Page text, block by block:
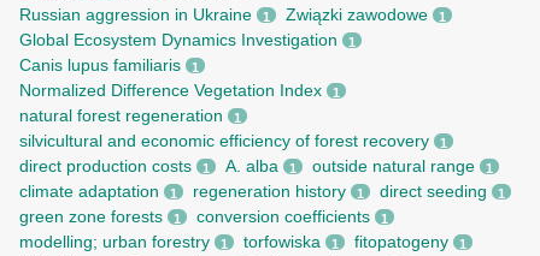
Russian aggression in Ukraine 1 Związki zawodowe 1
Global Ecosystem Dynamics Investigation 1
Canis lupus familiaris 1
Normalized Difference Vegetation Index 1
natural forest regeneration 1
silvicultural and economic efficiency of forest recovery 1
direct production costs 1 A. alba 1 outside natural range 1
climate adaptation 1 regeneration history 1 direct seeding 1
green zone forests 1 conversion coefficients 1
modelling; urban forestry 1 torfowiska 1 fitopatogeny 1